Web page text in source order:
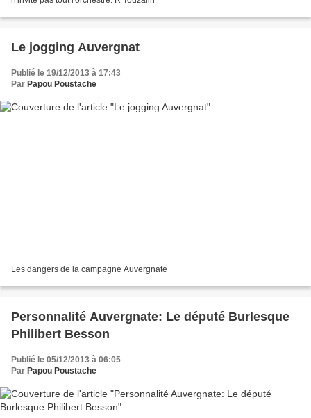
Le jogging Auvergnat
Publié le 19/12/2013 à 17:43
Par Papou Poustache
Les dangers de la campagne Auvergnate
Personnalité Auvergnate: Le député Burlesque
Philibert Besson
Publié le 05/12/2013 à 06:05
Par Papou Poustache